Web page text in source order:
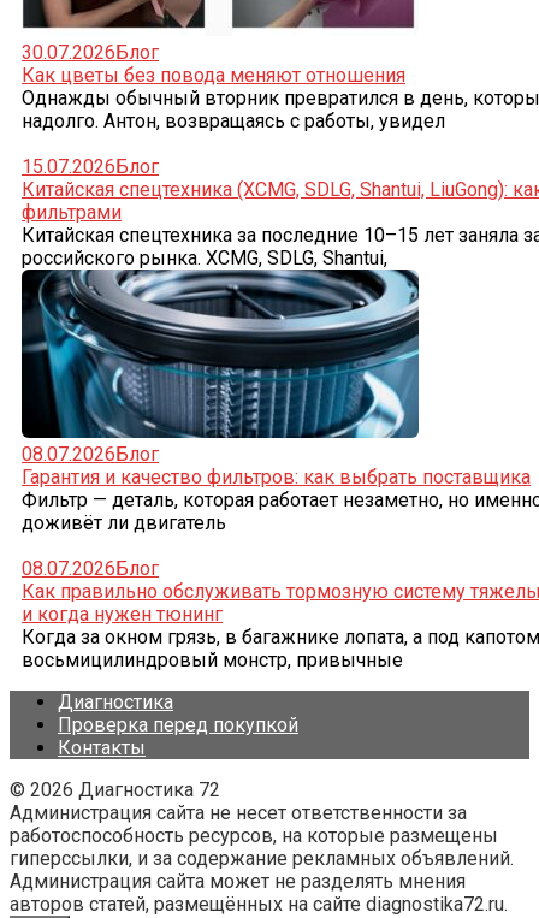
30.07.2026 Блог
Как цветы без повода меняют отношения
Однажды обычный вторник превратился в день,
надолго. Антон, возвращаясь с работы, увидел
15.07.2026 Блог
Китайская спецтехника (XCMG, SDLG, Shantui, LiuGong):
фильтрами
Китайская спецтехника за последние 10–15 лет заняла
российского рынка. XCMG, SDLG, Shantui,
08.07.2026 Блог
Гарантия и качество фильтров: как выбрать поставщика
Фильтр — деталь, которая работает незаметно, но
доживёт ли двигатель
08.07.2026 Блог
Как правильно обслуживать тормозную систему
и когда нужен тюнинг
Когда за окном грязь, в багажнике лопата, а под
восьмицилиндровый монстр, привычные
Диагностика
Проверка перед покупкой
Контакты
© 2026 Диагностика 72
Администрация сайта не несет ответственности за
работоспособность ресурсов, на которые размещены
гиперссылки, и за содержание рекламных объявлений.
Администрация сайта может не разделять мнения
авторов статей, размещённых на сайте diagnostika72.ru.